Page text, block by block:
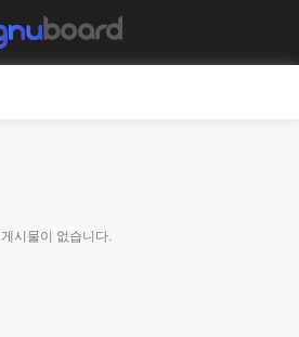
게시물이 없습니다.